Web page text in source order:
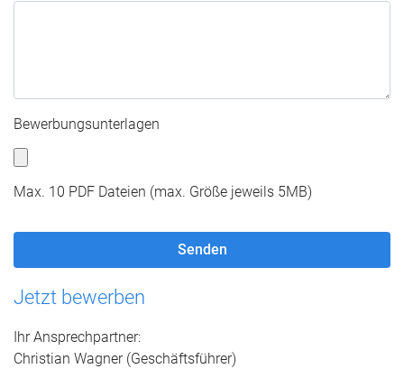
Jetzt bewerben
Ihr Ansprechpartner:
Christian Wagner (Geschäftsführer)
Bewerbungsunterlagen
Max. 10 PDF Dateien (max. Größe jeweils 5MB)